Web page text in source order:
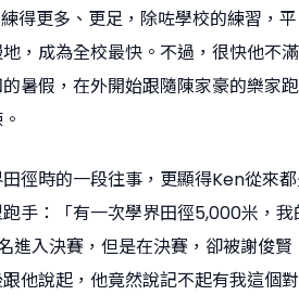
得更多、更足，除咗學校的練習，
，成為全校最快。不過，很快他不
暑假，在外開始跟隨陳家豪的樂家
徑時的一段往事，更顯得Ken從來
手：「有一次學界田徑5,000米，我
進入決賽，但是在決賽，卻被謝俊
他說起，他竟然說記不起有我這個